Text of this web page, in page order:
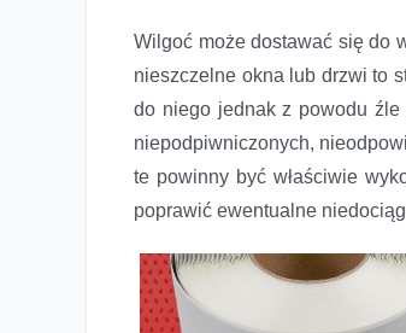
Wilgoć może dostawać się do
nieszczelne okna lub drzwi to
do niego jednak z powodu źle
niepodpiwniczonych,
te powinny być właściwie
poprawić ewentualne